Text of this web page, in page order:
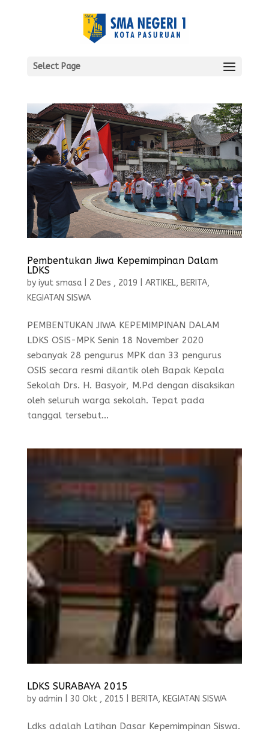
Select Page
Pembentukan Jiwa Kepemimpinan Dalam
LDKS
by iyut smasa| 2 Des , 2019 ARTIKEL, BERITA,
KEGIATAN SISWA
PEMBENTUKAN JIWA KEPEMIMPINAN DALAM
LDKS OSIS-MPK Senin 18 November 2020
sebanyak 28 pengurus MPK dan 33 pengurus
OSIS secara resmi dilantik oleh Bapak Kepala
Sekolah Drs. H. Basyoir, M.Pd dengan disaksikan
oleh seluruh warga sekolah. Tepat pada
tanggal tersebut...
LDKS SURABAYA 2015
by admin 30 Okt , 2015 BERITA, KEGIATAN SISWA
Ldks adalah Latihan Dasar Kepemimpinan Siswa.